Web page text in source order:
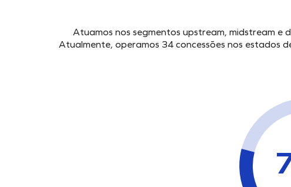
Atuamos nos segmentos upstream, midstream
Atualmente, operamos 34 concessões nos estados